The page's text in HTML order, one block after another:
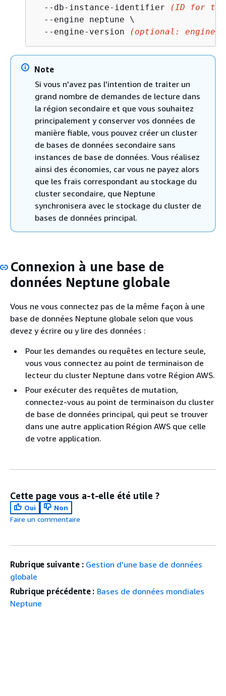
  --db-instance-identifier
(ID for the
  --engine neptune \
  --engine-version
(optional: engine
Note
Si vous n'avez pas l'intention de traiter un
grand nombre de demandes de lecture dans
la région secondaire et que vous souhaitez
principalement y conserver vos données de
manière fiable, vous pouvez créer un cluster
de bases de données secondaire sans
instances de base de données. Vous réalisez
ainsi des économies, car vous ne payez alors
que les frais correspondant au stockage du
cluster secondaire, que Neptune
synchronisera avec le stockage du cluster de
bases de données principal.
Connexion à une base de
données Neptune globale
Vous ne vous connectez pas de la même façon à une
base de données Neptune globale selon que vous
devez y écrire ou y lire des données :
Pour les demandes ou requêtes en lecture seule,
vous vous connectez au point de terminaison de
lecteur du cluster Neptune dans votre Région AWS.
Pour exécuter des requêtes de mutation,
connectez-vous au point de terminaison du cluster
de base de données principal, qui peut se trouver
dans une autre application Région AWS que celle
de votre application.
Cette page vous a-t-elle été utile ?
Oui
Non
Faire un commentaire
Rubrique suivante : Gestion d'une base de données
globale
Rubrique précédente : Bases de données mondiales
Neptune